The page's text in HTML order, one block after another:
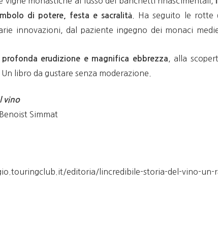
di potere, festa e sacralità
. Ha seguito le
innovazioni, dal paziente ingegno dei monaci
erudizione e magnifica ebbrezza , alla
libro da gustare senza moderazione.
vino
Simmat
editoria/lincredibile-storia-del-vino-